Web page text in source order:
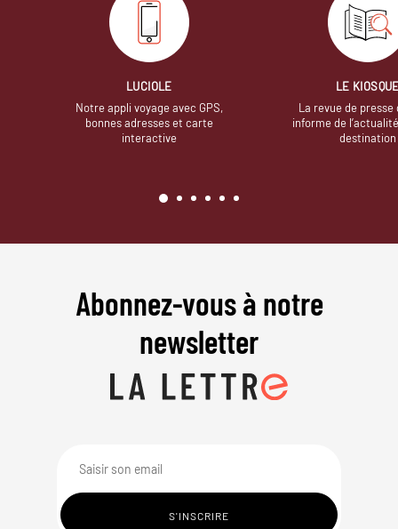
LUCIOLE
Notre appli voyage avec GPS,
bonnes adresses et carte
interactive
LE
La revue de presse
informe de
destination
Abonnez-vous à notre
newsletter